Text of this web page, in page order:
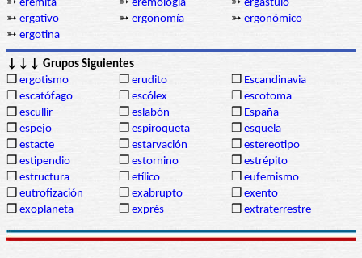
➳ eremita ➳ eremología ➳ ergástulo
➳ ergativo ➳ ergonomía ➳ ergonómico
➳ ergotina
↓↓↓ Grupos Siguientes
❒ ergotismo ❒ erudito ❒ Escandinavia
❒ escatófago ❒ escólex ❒ escotoma
❒ escullir ❒ eslabón ❒ España
❒ espejo ❒ espiroqueta ❒ esquela
❒ estacte ❒ estarvación ❒ estereotipo
❒ estipendio ❒ estornino ❒ estrépito
❒ estructura ❒ etílico ❒ eufemismo
❒ eutrofización ❒ exabrupto ❒ exento
❒ exoplaneta ❒ exprés ❒ extraterrestre